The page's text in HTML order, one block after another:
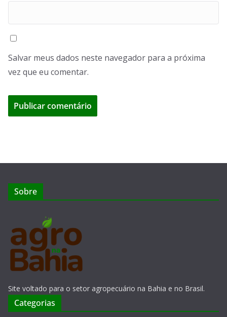
Salvar meus dados neste navegador para a próxima
vez que eu comentar.
Sobre
Site voltado para o setor agropecuário na Bahia e no Brasil.
Categorias